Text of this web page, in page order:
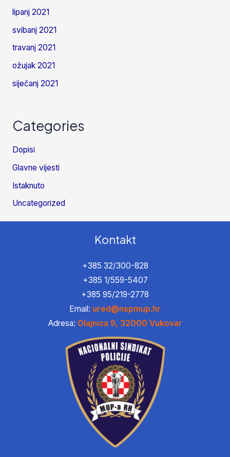
lipanj 2021
svibanj 2021
travanj 2021
ožujak 2021
siječanj 2021
Categories
Dopisi
Glavne vijesti
Istaknuto
Uncategorized
Kontakt
+385 32/300-828
+385 1/559-5407
+385 95/219-2778
Email: ured@nspmup.hr
Adresa: Olajnica 9, 32000 Vukovar